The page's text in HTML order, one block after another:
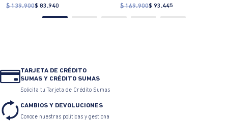
$ 139.900$ 83.940
$ 169.900$ 93.445
TARJETA DE CRÉDITO
SUMAS Y CRÉDITO SUMAS
Solicita tu Tarjeta de Crédito Sumas
CAMBIOS Y DEVOLUCIONES
Conoce nuestras políticas y gestiona